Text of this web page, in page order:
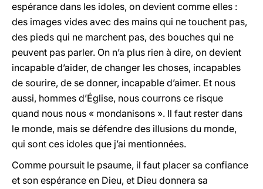
espérance dans les idoles, on devient comme elles :
des images vides avec des mains qui ne touchent pas,
des pieds qui ne marchent pas, des bouches qui ne
peuvent pas parler. On n’a plus rien à dire, on devient
incapable d’aider, de changer les choses, incapables
de sourire, de se donner, incapable d’aimer. Et nous
aussi, hommes d’Église, nous courrons ce risque
quand nous nous « mondanisons ». Il faut rester dans
le monde, mais se défendre des illusions du monde,
qui sont ces idoles que j’ai mentionnées.
Comme poursuit le psaume, il faut placer sa confiance
et son espérance en Dieu, et Dieu donnera sa